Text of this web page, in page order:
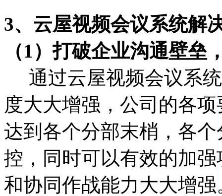
3、云屋视频会议系统解
（1）打破企业沟通壁垒
通过云屋视频会议系
度大大增强，公司的各
达到各个分部末梢，各
控，同时可以有效的加
和协同作战能力大大增